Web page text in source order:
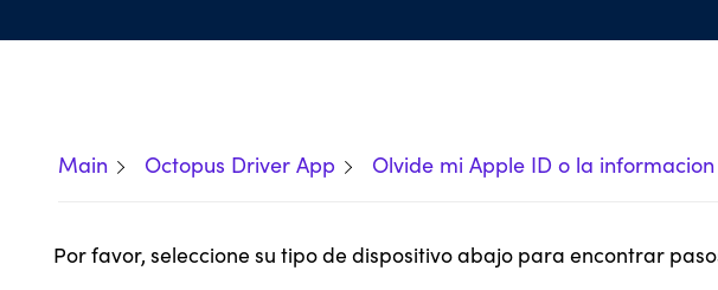
Main Octopus Driver App Olvide mi Apple ID o la
Por favor, seleccione su tipo de dispositivo abajo para encontrar